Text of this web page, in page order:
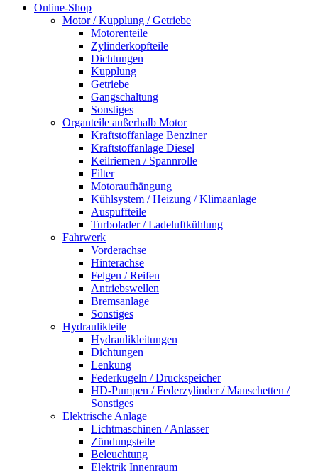
Online-Shop
Motor / Kupplung / Getriebe
Motorenteile
Zylinderkopfteile
Dichtungen
Kupplung
Getriebe
Gangschaltung
Sonstiges
Organteile außerhalb Motor
Kraftstoffanlage Benziner
Kraftstoffanlage Diesel
Keilriemen / Spannrolle
Filter
Motoraufhängung
Kühlsystem / Heizung / Klimaanlage
Auspuffteile
Turbolader / Ladeluftkühlung
Fahrwerk
Vorderachse
Hinterachse
Felgen / Reifen
Antriebswellen
Bremsanlage
Sonstiges
Hydraulikteile
Hydraulikleitungen
Dichtungen
Lenkung
Federkugeln / Druckspeicher
HD-Pumpen / Federzylinder / Manschetten /
Sonstiges
Elektrische Anlage
Lichtmaschinen / Anlasser
Zündungsteile
Beleuchtung
Elektrik Innenraum